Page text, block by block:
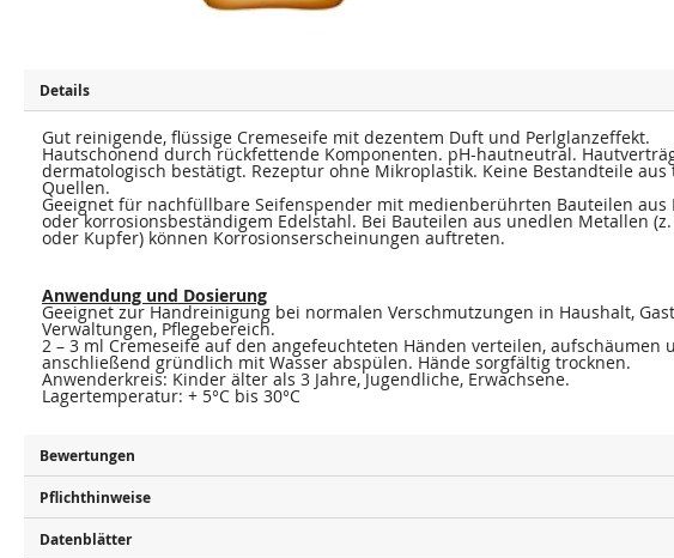
r l
r
i
e
s
p
r
i
Details
Gut reinigende, flüssige Cremeseife mit dezentem Duft und Perlglanzeffekt.
Hautschonend durch rückfettende Komponenten. pH-hautneutral.
dermatologisch bestätigt. Rezeptur ohne Mikroplastik. Keine Bestandteile aus
Quellen.
Geeignet für nachfüllbare Seifenspender mit medienberührten Bauteilen aus
oder korrosionsbeständigem Edelstahl. Bei Bauteilen aus unedlen Metallen (z.
oder Kupfer) können Korrosionserscheinungen auftreten.
Anwendung und Dosierung
Geeignet zur Handreinigung bei normalen Verschmutzungen in Haushalt,
Verwaltungen, Pflegebereich.
2 – 3 ml Cremeseife auf den angefeuchteten Händen verteilen, aufschäumen
anschließend gründlich mit Wasser abspülen. Hände sorgfältig trocknen.
Anwenderkreis: Kinder älter als 3 Jahre, Jugendliche, Erwachsene.
Lagertemperatur: + 5°C bis 30°C
Bewertungen
Pflichthinweise
Datenblätter